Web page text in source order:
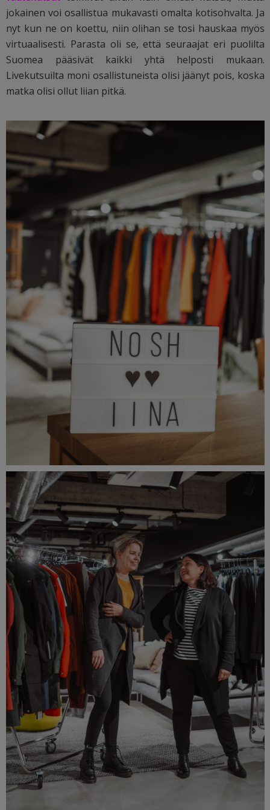
jokainen voi osallistua mukavasti omalta kotisohvalta. Ja
nyt kun ne on koettu, niin olihan se tosi hauskaa myös
virtuaalisesti. Parasta oli se, että seuraajat eri puolilta
Suomea pääsivät kaikki yhtä helposti mukaan.
Livekutsuilta moni osallistuneista olisi jäänyt pois, koska
matka olisi ollut liian pitkä.